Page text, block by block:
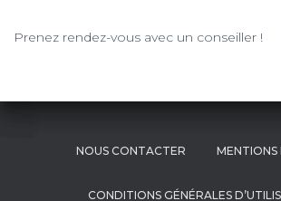
Prenez rendez-vous avec un conseiller !
NOUS CONTACTER MENTIONS
CONDITIONS GÉNÉRALES